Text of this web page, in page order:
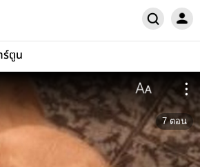
ร์ตูน
7 ตอน